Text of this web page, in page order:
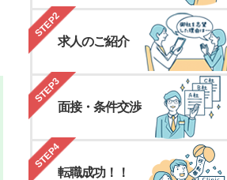
STEP2
求人のご紹介
STEP3
面接・条件交渉
STEP4
転職成功！！